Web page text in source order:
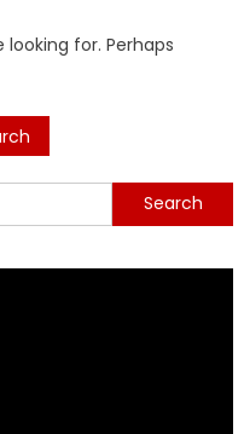
looking for. Perhaps